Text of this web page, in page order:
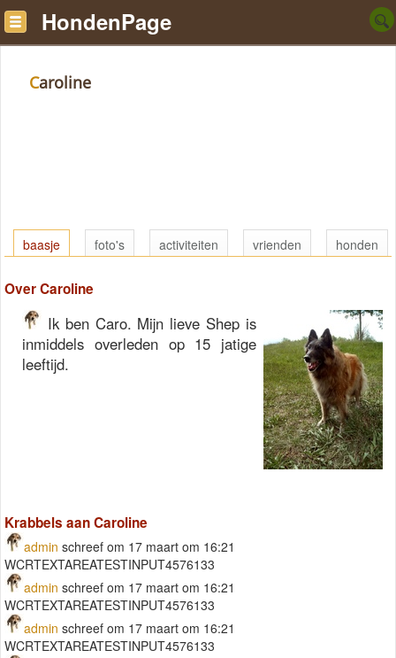
HondenPage
Caroline
baasje foto's activiteiten vrienden honden
Over Caroline
Ik ben Caro. Mijn lieve Shep is
inmiddels overleden op 15 jatige
leeftijd.
Krabbels aan Caroline
admin schreef om 17 maart om 16:21
WCRTEXTAREATESTINPUT4576133
admin schreef om 17 maart om 16:21
WCRTEXTAREATESTINPUT4576133
admin schreef om 17 maart om 16:21
WCRTEXTAREATESTINPUT4576133